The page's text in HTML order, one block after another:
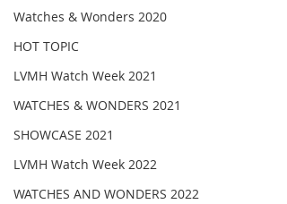
Watches & Wonders 2020
HOT TOPIC
LVMH Watch Week 2021
WATCHES & WONDERS 2021
SHOWCASE 2021
LVMH Watch Week 2022
WATCHES AND WONDERS 2022